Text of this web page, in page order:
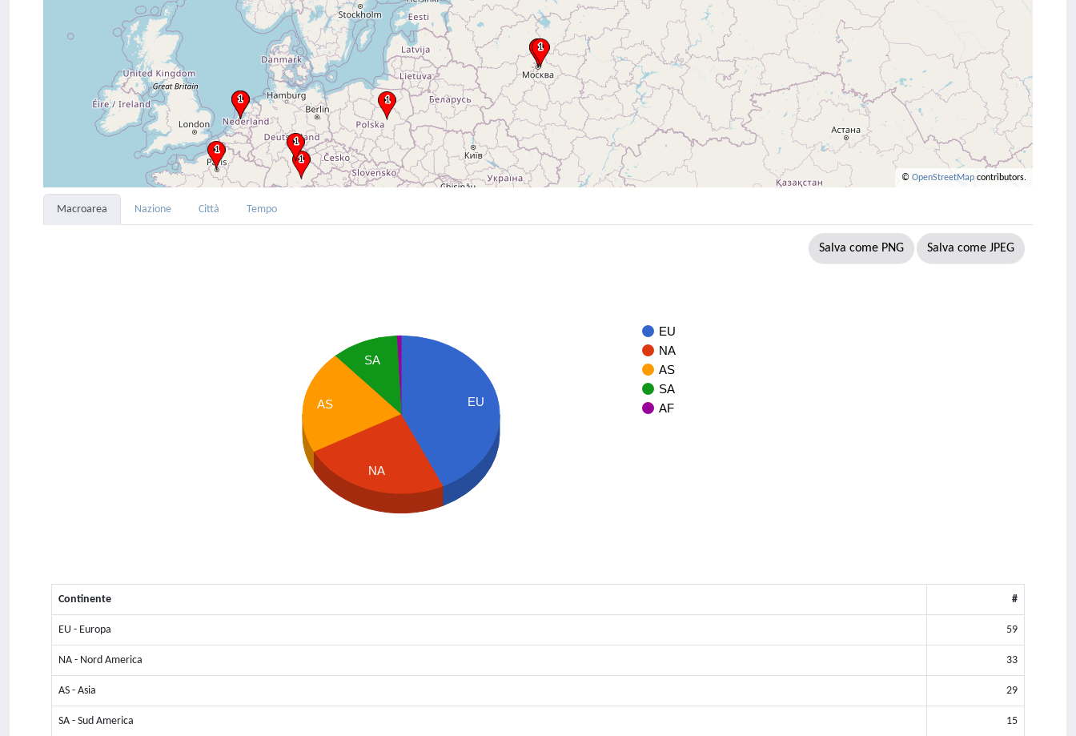
© OpenStreetMap contributors.
Macroarea Nazione Città Tempo
Salva come PNG Salva come JPEG
EU
NA
AS
SA
AF
EU
SA
AS
NA
Continente #
EU - Europa 59
NA - Nord America 33
AS - Asia 29
SA - Sud America 15